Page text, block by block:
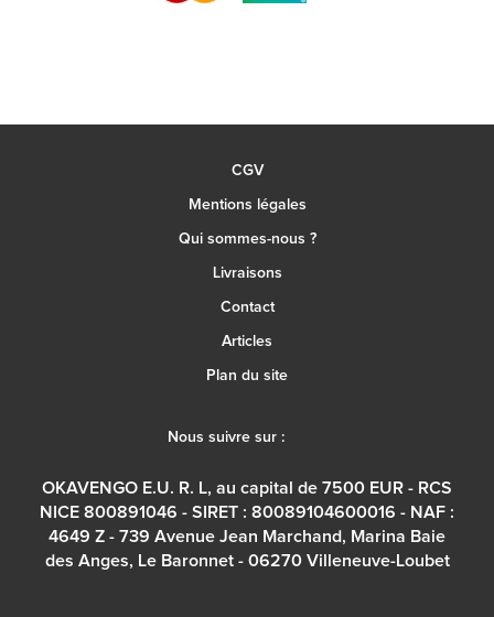
CGV
Mentions légales
Qui sommes-nous ?
Livraisons
Contact
Articles
Plan du site
Nous suivre sur :
OKAVENGO E.U. R. L, au capital de 7500 EUR - RCS
NICE 800891046 - SIRET : 80089104600016 - NAF :
4649 Z - 739 Avenue Jean Marchand, Marina Baie
des Anges, Le Baronnet - 06270 Villeneuve-Loubet